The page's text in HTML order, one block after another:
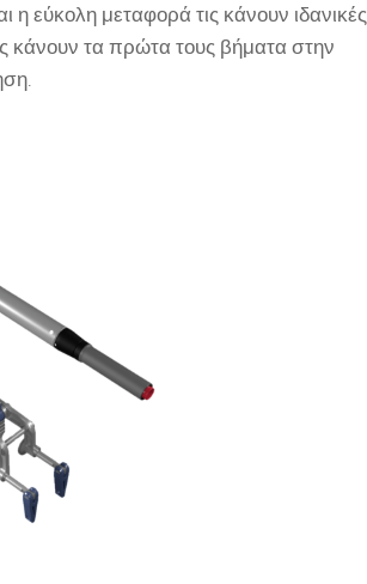
εύκολη μεταφορά τις κάνουν ιδανικές
κάνουν τα πρώτα τους βήματα στην